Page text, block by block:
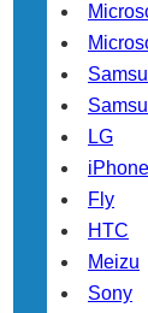
LG
iPhone
Fly
HTC
Meizu
Sony